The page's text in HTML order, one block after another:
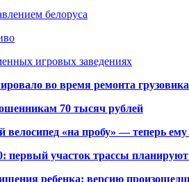
белоруса
игровых заведениях
во время ремонта грузовика
70 тысяч рублей
«на пробу» — теперь ему
участок трассы планируют
ребенка: версию